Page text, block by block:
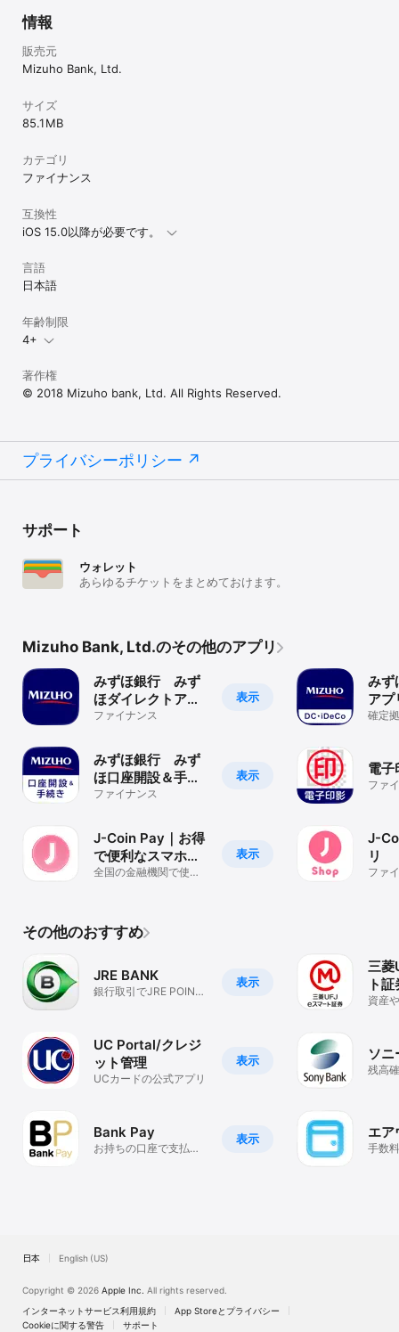
【Mizuho Suica】
・平日…24時間
・土曜日…0時00分～22時00分
※土曜日22時00分～翌日曜日8時00分、および毎月第1、第4土曜日3
時00分～5時00分は利用できません。
お支払ご利用可能時間帯（日本時間）：24時間365日
※システムメンテナンス等でご利用いただけない場合があります。
クラブカード／THE POINT）】
お支払ご利用可能時間帯（日本時間）：24時間365日
【J-Coin Pay】
お支払ご利用可能時間帯（日本時間）：24時間365日
みずほ銀行ウェブサイト
（https://www.mizuhobank.co.jp/wallet/iOS/detail/index.html）
より、ご確認ください。
本サービスを利用の場合、表示情報の誤植・欠落、取引依頼の不能
等、正常に利用できない可能性があります。
*本アプリ対応機種であっても、スマートフォンの利用状態等によっ
■ご留意事項
・本アプリのダウンロードおよびご利用には、別途通信費が発生
・Mizuho Suicaのご利用にあたっては、特急券・グリーン券・定期
券の発行、オートチャージ、Suicaキャンペーンは対象外になりま
https://www.mizuhobank.co.jp/company/info/profile/index.html
※QRコードは(株)デンソーウェーブの登録商標です。
情報
販売元
Mizuho Bank, Ltd.
サイズ
85.1 MB
カテゴリ
ファイナンス
互換性
iOS 15.0以降が必要です。
言語
日本語
年齢制限
4+
著作権
© 2018 Mizuho bank, Ltd. All Rights Reserved.
プライバシーポリシー
サポート
ウォレット
あらゆるチケットをまとめておけます。
Mizuho Bank, Ltd.のその他のアプリ
表示
みずほ銀行 みず
ほダイレクトアプ
リ
ファイナンス
表示
みずほ銀行 みず
ほ口座開設＆手続
きアプリ
ファイナンス
表示
J-Coin Pay｜お得
で便利なスマホ決
済アプリ
全国の金融機関で使え
みず
アプ
確定
電子
ファ
J-
リ
ファ
その他のおすすめ
表示
JRE BANK
銀行取引でJRE POINT
表示
UC Portal/クレジ
ット管理
UCカードの公式アプリ
表示
Bank Pay
お持ちの口座で支払い
三菱
ト
式・
資産
ソニ
残高
エア
手数
日本 English (US)
Copyright © 2026 Apple Inc. All rights reserved.
インターネットサービス利用規約
App Storeとプライバシー
Cookieに関する警告
サポート